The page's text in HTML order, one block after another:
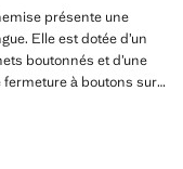
présente une
Elle est dotée d’un
boutonnés et d’une
à boutons sur